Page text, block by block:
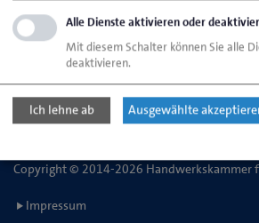
Telefon: 04941 1797-0
E-Mail:kontakt@hwk-aurich.de
Copyright © 2014-2026 Handwerkskammer
Impressum
Alle Dienste aktivieren oder
Mit diesem Schalter können Sie alle
deaktivieren.
Ich lehne ab Ausgewählte